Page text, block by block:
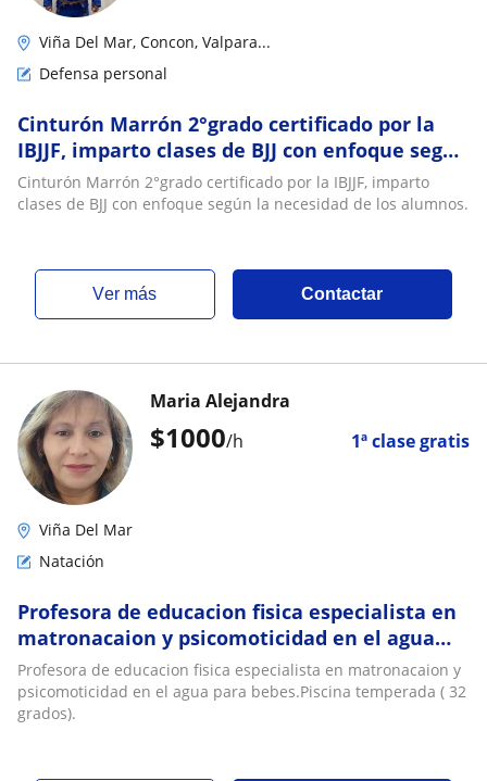
Viña Del Mar, Concon, Valpara...
Defensa personal
Cinturón Marrón 2°grado certificado por la
IBJJF, imparto clases de BJJ con enfoque según
la necesidad de los alumnos
Cinturón Marrón 2°grado certificado por la IBJJF, imparto
clases de BJJ con enfoque según la necesidad de los alumnos.
ver más Contactar
$1000/h 1ª clase gratis
Maria Alejandra
Viña Del Mar
Natación
Profesora de educacion fisica especialista en
matronacaion y psicomoticidad en el agua
para bebes.Piscina temperada ( 32 grados)
Profesora de educacion fisica especialista en matronacaion y
psicomoticidad en el agua para bebes.Piscina temperada ( 32
grados).